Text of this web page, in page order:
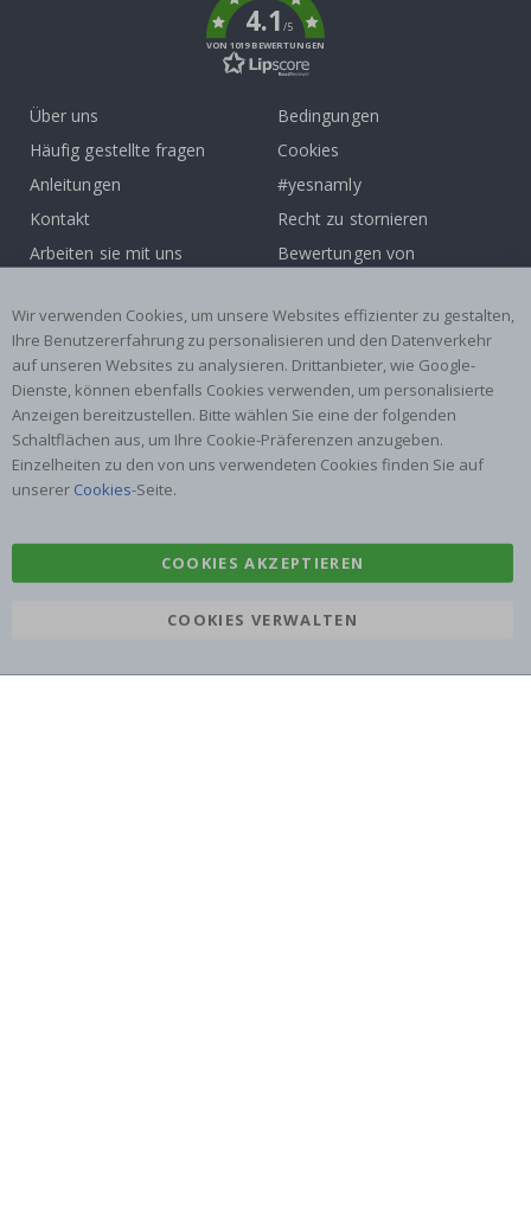
4.1/5
VON 1019 BEWERTUNGEN
Über uns
Häufig gestellte fragen
Anleitungen
Kontakt
Arbeiten sie mit uns
Inspiration
Bedingungen
Cookies
#yesnamly
Recht zu stornieren
Bewertungen von
Beliebte Kategorien
Namensaufkleber
Wandtattoos
Fliesenaufkleber
Poster
Aufkleber
Wir verwenden Cookies, um unsere Websites effizienter zu gestalten,
Ihre Benutzererfahrung zu personalisieren und den Datenverkehr
auf unseren Websites zu analysieren. Drittanbieter, wie Google-
Dienste, können ebenfalls Cookies verwenden, um personalisierte
Anzeigen bereitzustellen. Bitte wählen Sie eine der folgenden
Schaltflächen aus, um Ihre Cookie-Präferenzen anzugeben.
Einzelheiten zu den von uns verwendeten Cookies finden Sie auf
unserer Cookies-Seite.
COOKIES AKZEPTIEREN
COOKIES VERWALTEN